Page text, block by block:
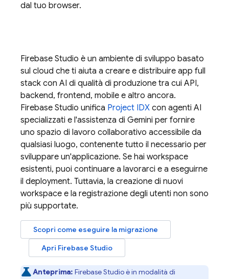
dal tuo browser.
Firebase Studio è un ambiente di sviluppo basato
sul cloud che ti aiuta a creare e distribuire app full
stack con AI di qualità di produzione tra cui API,
backend, frontend, mobile e altro ancora.
Firebase Studio unifica Project IDX con agenti AI
specializzati e l'assistenza di Gemini per fornire
uno spazio di lavoro collaborativo accessibile da
qualsiasi luogo, contenente tutto il necessario per
sviluppare un'applicazione. Se hai workspace
esistenti, puoi continuare a lavorarci e a eseguirne
il deployment. Tuttavia, la creazione di nuovi
workspace e la registrazione degli utenti non sono
più supportate.
Scopri come eseguire la migrazione
Apri Firebase Studio
Anteprima: Firebase Studioè in modalità di